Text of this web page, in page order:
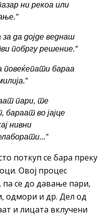
ни рекоа или
за да дојде веднаш
побргу решение.“
повеќепати бараа
пари, те
во јајце
нивни
.“
поткуп се бара преку
Овој процес
па се до давање пари,
одмори и др. Дел од
и лицата вклучени